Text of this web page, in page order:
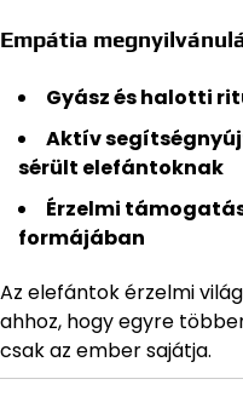
Empátia
Gyász és halotti
Aktív
sérült elefántoknak
Érzelmi
formájában
Az elefántok érzelmi
ahhoz, hogy egyre
csak az ember sajátja.